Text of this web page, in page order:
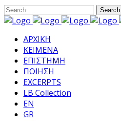
ΑΡΧΙΚΗ
ΚΕΙΜΕΝΑ
ΕΠΙΣΤΗΜΗ
ΠΟΙΗΣΗ
EXCERPTS
LB Collection
EN
GR